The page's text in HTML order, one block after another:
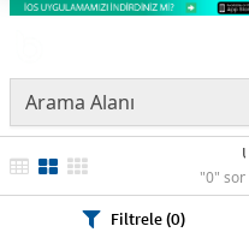
"0"
Filtrele (0)